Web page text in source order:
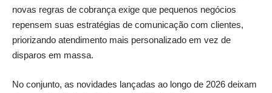
novas regras de cobrança exige que pequenos negócios
repensem suas estratégias de comunicação com clientes,
priorizando atendimento mais personalizado em vez de
disparos em massa.
No conjunto, as novidades lançadas ao longo de 2026 deixam